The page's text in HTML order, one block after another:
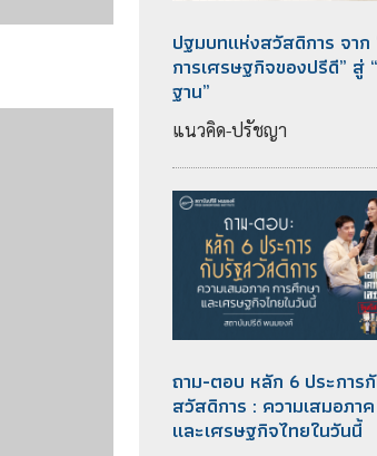
ปฐมบทแห่งสวัสดิการ จาก
การเศรษฐกิจของปรีดี” สู่
ฐาน”
แนวคิด-ปรัชญา
ถาม-ตอบ หลัก 6 ประการ
สวัสดิการ : ความเสมอภา
และเศรษฐกิจไทยในวันนี้